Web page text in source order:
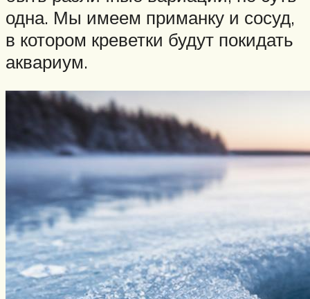
одна. Мы имеем приманку и сосуд,
в котором креветки будут покидать
аквариум.